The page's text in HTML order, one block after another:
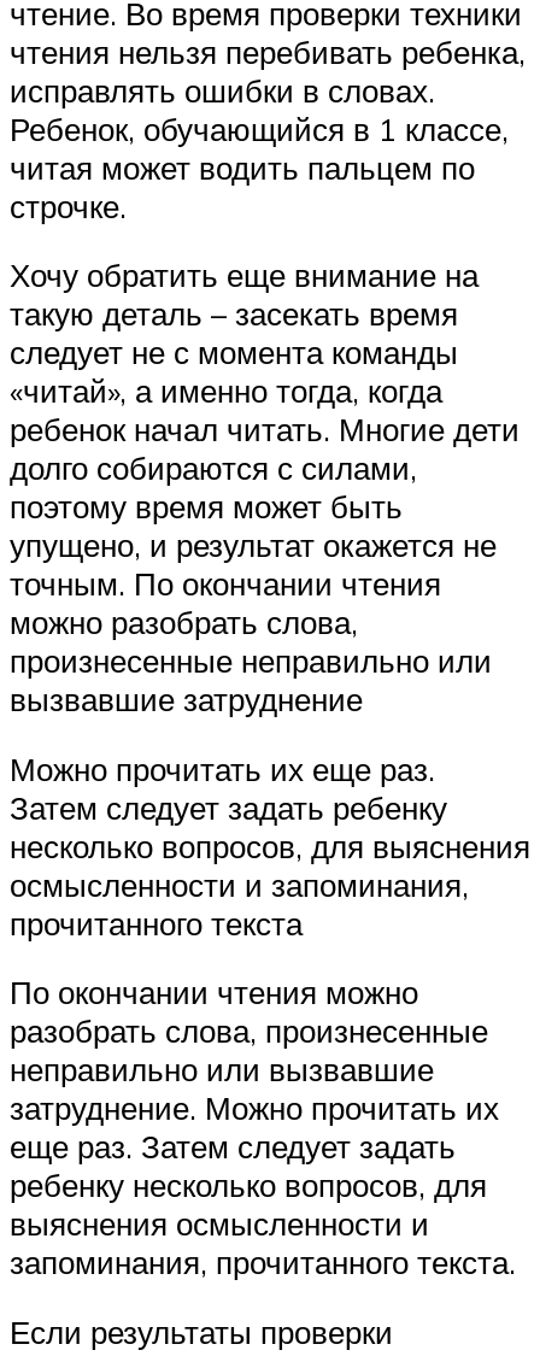
чтение. Во время проверки техники
чтения нельзя перебивать ребенка,
исправлять ошибки в словах.
Ребенок, обучающийся в 1 классе,
читая может водить пальцем по
строчке.
Хочу обратить еще внимание на
такую деталь – засекать время
следует не с момента команды
«читай», а именно тогда, когда
ребенок начал читать. Многие дети
долго собираются с силами,
поэтому время может быть
упущено, и результат окажется не
точным. По окончании чтения
можно разобрать слова,
произнесенные неправильно или
вызвавшие затруднение
Можно прочитать их еще раз.
Затем следует задать ребенку
несколько вопросов, для выяснения
осмысленности и запоминания,
прочитанного текста
По окончании чтения можно
разобрать слова, произнесенные
неправильно или вызвавшие
затруднение. Можно прочитать их
еще раз. Затем следует задать
ребенку несколько вопросов, для
выяснения осмысленности и
запоминания, прочитанного текста.
Если результаты проверки